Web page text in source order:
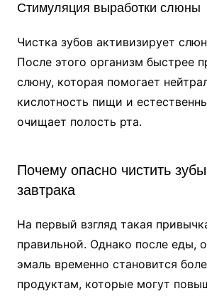
Стимуляция выработки слюны
Чистка зубов активизирует
После этого организм быстрее
слюну, которая помогает
кислотность пищи и
очищает полость рта.
Почему опасно чистить
завтрака
На первый взгляд такая
правильной. Однако после еды,
эмаль временно становится
продуктам, которые могут